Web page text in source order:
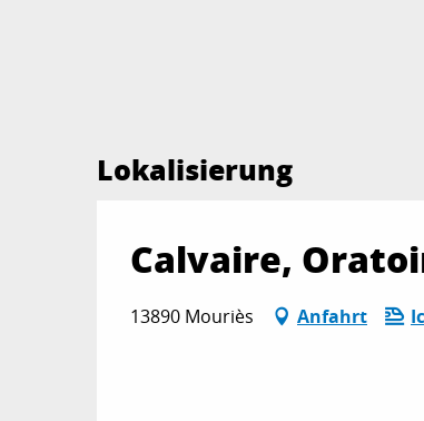
Lokalisierung
Calvaire,
13890 Mouriès Anfahrt